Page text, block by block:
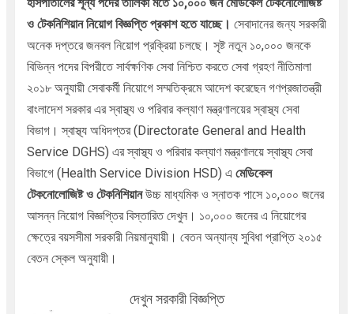
ও টেকনিশিয়ান নিয়োগ বিজ্ঞপ্তি প্রকাশ হতে যাচ্ছে। সেবাদানের জন্যসরকারী
অনেক দপ্তরে জনবল নিয়োগ প্রক্রিয়া চলছে। সৃষ্ট নতুন ১০,০০০ জনকে
বিভিন্ন পদের বিপরীতে সার্বক্ষণিক সেবা নিশ্চিত করতে সেবা গ্রহণ নীতিমালা
২০১৮ অনুযায়ী সেবাকর্মী নিয়োগে সম্মতিক্রমে আদেশ করেছেন গণপ্রজাতন্ত্রী
বাংলাদেশ সরকার এর স্বাস্থ্য ও পরিবার কল্যাণ মন্ত্রণালয়ের স্বাস্থ্য সেবা
বিভাগ।স্বাস্থ্য অধিদপ্তর (Directorate General and Health
Service DGHS) এর স্বাস্থ্য ও পরিবার কল্যাণ মন্ত্রণালয়েস্বাস্থ্য সেবা
বিভাগে (Health Service Division HSD) এ মেডিকেল
টেকনোলোজিষ্ট ও টেকনিশিয়ানউচ্চ মাধ্যমিক ও স্নাতক পাসে ১০,০০০ জনের
আসন্ন নিয়োগ বিজ্ঞপ্তির বিস্তারিত দেখুন। ১০,০০০ জনেরএ নিয়োগের
ক্ষেত্রে বয়সসীমা সরকারী নিয়মানুযায়ী। বেতন অন্যান্য সুবিধা প্রাপ্তি ২০১৫
বেতন স্কেল অনুযায়ী।
দেখুন সরকারী বিজ্ঞপ্তি